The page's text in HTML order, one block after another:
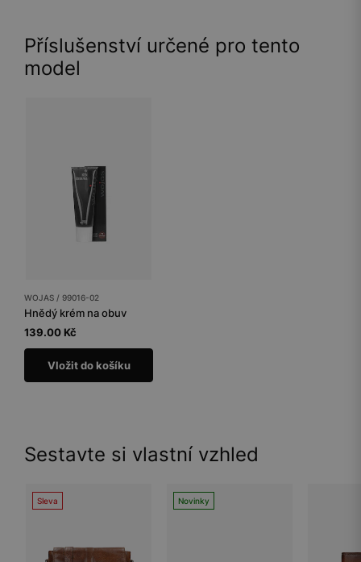
Příslušenství určené pro tento
model
WOJAS / 99016-02
Hnědý krém na obuv
139.00 Kč
Vložit do košíku
Sestavte si vlastní vzhled
Sleva Novinky